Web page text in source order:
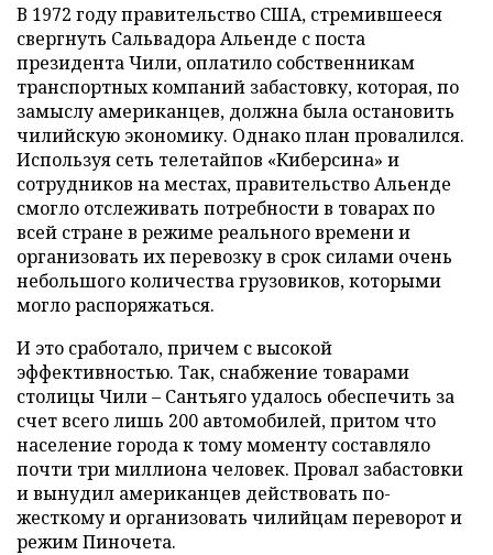
В 1972 году правительство США, стремившееся
свергнуть Сальвадора Альенде с поста
президента Чили, оплатило собственникам
транспортных компаний забастовку, которая, по
замыслу американцев, должна была остановить
чилийскую экономику. Однако план провалился.
Используя сеть телетайпов «Киберсина» и
сотрудников на местах, правительство Альенде
смогло отслеживать потребности в товарах по
всей стране в режиме реального времени и
организовать их перевозку в срок силами очень
небольшого количества грузовиков, которыми
могло распоряжаться.
И это сработало, причем с высокой
эффективностью. Так, снабжение товарами
столицы Чили – Сантьяго удалось обеспечить за
счет всего лишь 200 автомобилей, притом что
население города к тому моменту составляло
почти три миллиона человек. Провал забастовки
и вынудил американцев действовать по-
жесткому и организовать чилийцам переворот и
режим Пиночета.